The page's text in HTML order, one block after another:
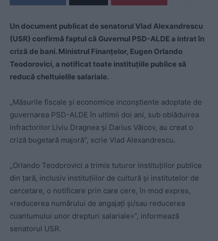
Un document publicat de senatorul Vlad Alexandrescu
(USR) confirmă faptul că Guvernul PSD-ALDE a intrat în
criză de bani. Ministrul Finanțelor, Eugen Orlando
Teodorovici, a notificat toate instituțiile publice să
reducă cheltuielile salariale.
„Măsurile fiscale și economice inconștiente adoptate de
guvernarea PSD-ALDE în ultimii doi ani, sub oblăduirea
infractorilor Liviu Dragnea și Darius Vâlcov, au creat o
criză bugetară majoră”, scrie Vlad Alexandrescu.
„Orlando Teodorovici a trimis tuturor instituțiilor publice
din țară, inclusiv instituțiilor de cultură și institutelor de
cercetare, o notificare prin care cere, în mod expres,
«reducerea numărului de angajați și/sau reducerea
cuantumului unor drepturi salariale»”, informează
senatorul USR.